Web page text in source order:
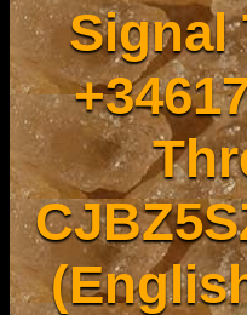
Signal